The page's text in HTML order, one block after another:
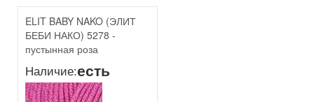
ELIT BABY NAKO (ЭЛИТ
БЕБИ НАКО) 5278 -
пустынная роза
Наличие:есть